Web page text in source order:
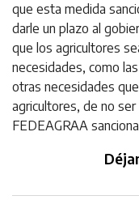
que esta medida
darle un plazo al
que los agricultores
necesidades, como
otras necesidades
agricultores, de no ser
FEDEAGRAA